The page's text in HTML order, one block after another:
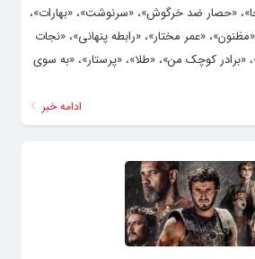
«حصار ضد خرگوش»، «سرنوشت»، «بهارات»،
«قطعنامه ۸۱۹»، «مظنون»، «عمر مختار»، «رابطه پنهانی»، «نجات
«برادر کوچک من»، «طلا»، «پرستار»، «به سوی
ادامه خبر